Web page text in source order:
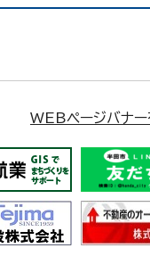
WEBページバナ